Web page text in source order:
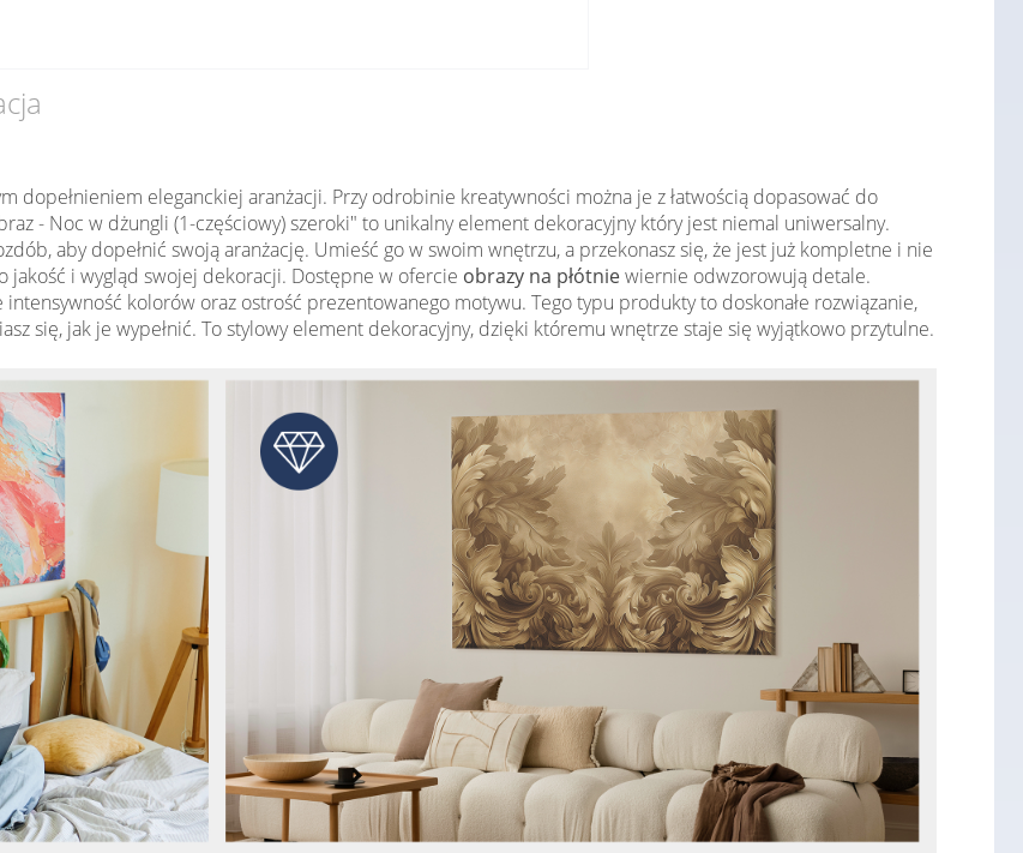
dopełnieniem eleganckiej aranżacji. Przy odrobinie kreatywności można je z łatwością dopasować do
- Noc w dżungli (1-częściowy) szeroki" to unikalny element dekoracyjny który jest niemal uniwersalny.
aby dopełnić swoją aranżację. Umieść go w swoim wnętrzu, a przekonasz się, że jest już kompletne i nie
i wygląd swojej dekoracji. Dostępne w ofercie obrazy na płótniewiernie odwzorowują detale.
kolorów oraz ostrość prezentowanego motywu. Tego typu produkty to doskonałe rozwiązanie,
się, jak je wypełnić. To stylowy element dekoracyjny, dzięki któremu wnętrze staje się wyjątkowo przytulne.